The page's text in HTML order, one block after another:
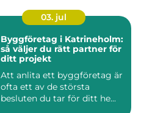
03. jul
Byggföretag i Katrineholm:
så väljer du rätt partner för
ditt projekt
Att anlita ett byggföretag är
ofta ett av de största
besluten du tar för ditt he...